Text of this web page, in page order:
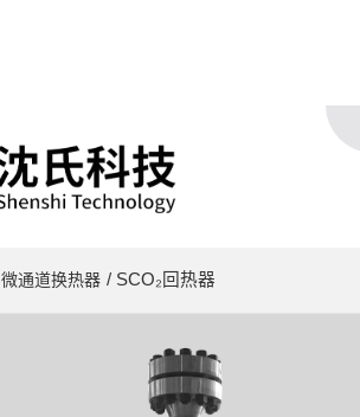
微通道换热器 / SCO₂回热器